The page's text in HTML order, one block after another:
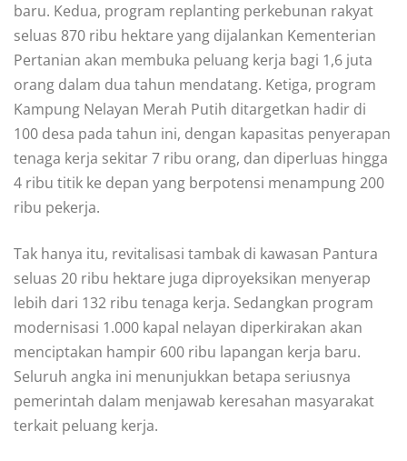
baru. Kedua, program replanting perkebunan rakyat
seluas 870 ribu hektare yang dijalankan Kementerian
Pertanian akan membuka peluang kerja bagi 1,6 juta
orang dalam dua tahun mendatang. Ketiga, program
Kampung Nelayan Merah Putih ditargetkan hadir di
100 desa pada tahun ini, dengan kapasitas penyerapan
tenaga kerja sekitar 7 ribu orang, dan diperluas hingga
4 ribu titik ke depan yang berpotensi menampung 200
ribu pekerja.
Tak hanya itu, revitalisasi tambak di kawasan Pantura
seluas 20 ribu hektare juga diproyeksikan menyerap
lebih dari 132 ribu tenaga kerja. Sedangkan program
modernisasi 1.000 kapal nelayan diperkirakan akan
menciptakan hampir 600 ribu lapangan kerja baru.
Seluruh angka ini menunjukkan betapa seriusnya
pemerintah dalam menjawab keresahan masyarakat
terkait peluang kerja.